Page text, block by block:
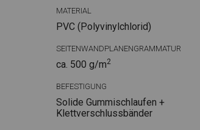
MATERIAL
PVC (Polyvinylchlorid)
SEITENWANDPLANENGRAMMATUR
ca. 500 g/m2
BEFESTIGUNG
Solide Gummischlaufen +
Klettverschlussbänder